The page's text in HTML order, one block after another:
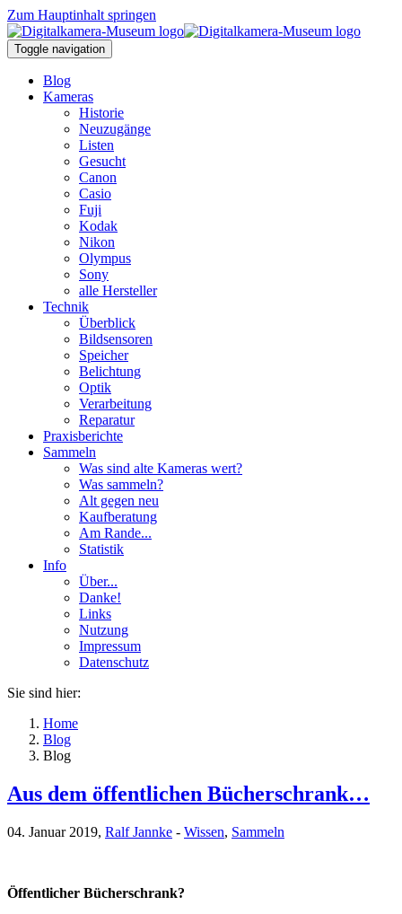
Zum Hauptinhalt springen
Toggle navigation
Blog
Kameras
Historie
Neuzugänge
Listen
Gesucht
Canon
Casio
Fuji
Kodak
Nikon
Olympus
Sony
alle Hersteller
Technik
Überblick
Bildsensoren
Speicher
Belichtung
Optik
Verarbeitung
Reparatur
Praxisberichte
Sammeln
Was sind alte Kameras wert?
Was sammeln?
Alt gegen neu
Kaufberatung
Am Rande...
Statistik
Info
Über...
Danke!
Links
Nutzung
Impressum
Datenschutz
Sie sind hier:
Home
Blog
Blog
Aus dem öffentlichen Bücherschrank…
04. Januar 2019, Ralf Jannke - Wissen, Sammeln
Öffentlicher Bücherschrank?